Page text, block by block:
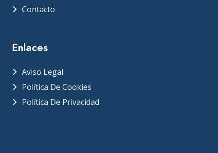
Contacto
Enlaces
Aviso Legal
Política De Cookies
Política De Privacidad